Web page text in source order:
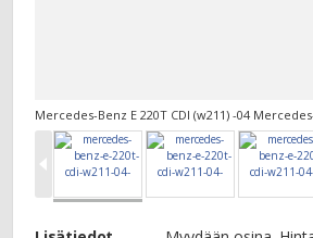
Mercedes-Benz E 220T CDI (w211) -04